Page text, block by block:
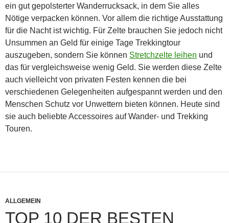
ein gut gepolsterter Wanderrucksack, in dem Sie alles
Nötige verpacken können. Vor allem die richtige Ausstattung
für die Nacht ist wichtig. Für Zelte brauchen Sie jedoch nicht
Unsummen an Geld für einige Tage Trekkingtour
auszugeben, sondern Sie können Stretchzelte leihen und
das für vergleichsweise wenig Geld. Sie werden diese Zelte
auch vielleicht von privaten Festen kennen die bei
verschiedenen Gelegenheiten aufgespannt werden und den
Menschen Schutz vor Unwettern bieten können. Heute sind
sie auch beliebte Accessoires auf Wander- und Trekking
Touren.
ALLGEMEIN
TOP 10 DER BESTEN